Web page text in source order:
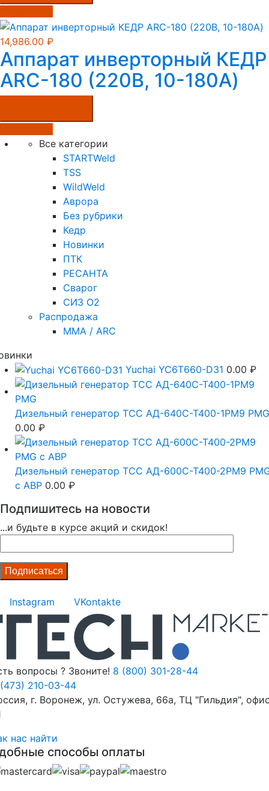
14,986.00 ₽
Аппарат инверторный КЕДР
ARC-180 (220В, 10-180А)
Все категории
STARTWeld
TSS
WildWeld
Аврора
Без рубрики
Кедр
Новинки
ПТК
РЕСАНТА
Сварог
СИЗ О2
Распродажа
MMA / ARC
Yuchai YC6T660-D31 0.00 ₽
Дизельный генератор ТСС АД-640С-Т400-1РМ9 PMG
0.00 ₽
Дизельный генератор ТСС АД-600С-Т400-2РМ9
c АВР 0.00 ₽
Подпишитесь на новости
...и будьте в курсе акций и скидок!
Instagram VKontakte
вопросы ? Звоните! 8 (800) 301-28-44
210-03-44
г. Воронеж, ул. Остужева, 66а, ТЦ "Гильдия",
нас найти
способы оплаты